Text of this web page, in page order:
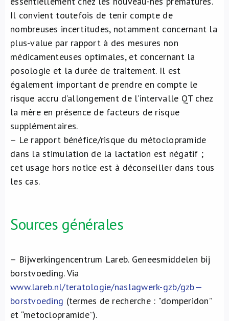
Il convient toutefois de tenir compte de
nombreuses incertitudes, notamment concernant la
plus-value par rapport à des mesures non
médicamenteuses optimales, et concernant la
posologie et la durée de traitement. Il est
également important de prendre en compte le
risque accru d’allongement de l’intervalle QT chez
la mère en présence de facteurs de risque
supplémentaires.
– Le rapport bénéfice/risque du métoclopramide
dans la stimulation de la lactation est négatif ;
cet usage hors notice est à déconseiller dans tous
les cas.
Sources générales
– Bijwerkingencentrum Lareb. Geneesmiddelen bij
borstvoeding. Via
www.lareb.nl/teratologie/naslagwerk-gzb/gzb—
borstvoeding (termes de recherche : "domperidon”
et “metoclopramide”).